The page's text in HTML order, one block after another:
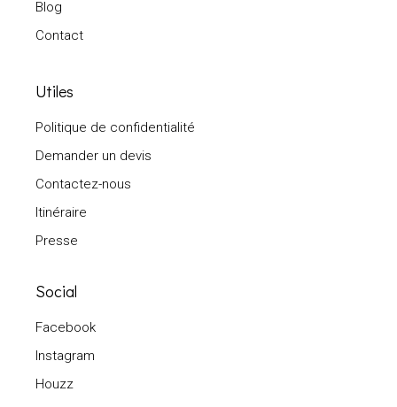
Blog
Contact
Utiles
Politique de confidentialité
Demander un devis
Contactez-nous
Itinéraire
Presse
Social
Facebook
Instagram
Houzz